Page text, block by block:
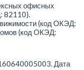
офисных
82110).
(код ОКЭД:
(код ОКЭД:
Дата